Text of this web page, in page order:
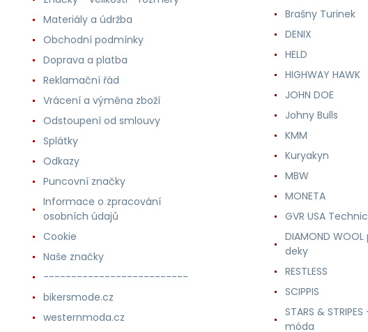
Materiály a údržba
Obchodní podmínky
Doprava a platba
Reklamační řád
Vrácení a výměna zboží
Odstoupení od smlouvy
Splátky
Odkazy
Puncovní značky
Informace o zpracování
osobních údajů
Cookie
Naše značky
--------------------------
bikersmode.cz
westernmoda.cz
Brašny Turinek
DENIX
HELD
HIGHWAY HAWK
JOHN DOE
Johny Bulls
KMM
Kuryakyn
MBW
MONETA
GVR USA
DIAMOND
deky
RESTLESS
SCIPPIS
STARS &
móda